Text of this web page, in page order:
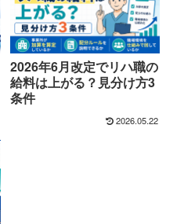
2026年6月改定でリハ職の
給料は上がる？見分け方3
条件
2026.05.22